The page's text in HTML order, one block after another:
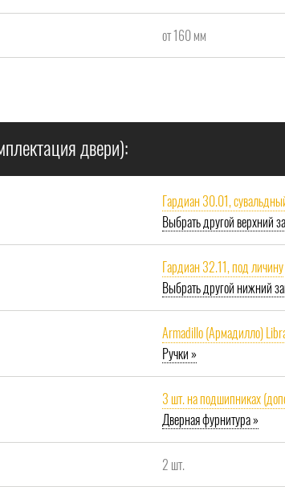
от 160 мм
двери):
Гардиан 30.01,
Выбрать другой верхний
Гардиан 32.11, под личину
Выбрать другой нижний
Armadillo (Армадилло)
Ручки »
3 шт. на подшипниках
Дверная фурнитура »
2 шт.